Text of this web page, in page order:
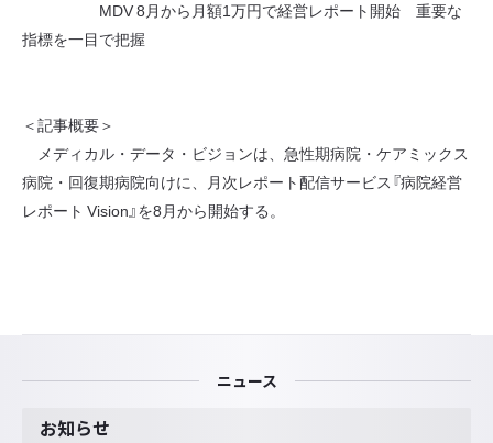
MDV 8月から月額1万円で経営レポート開始 重要な
指標を一目で把握
＜記事概要＞
メディカル・データ・ビジョンは、急性期病院・ケアミックス
病院・回復期病院向けに、月次レポート配信サービス『病院経営
レポート Vision』を8月から開始する。
ニュース
お知らせ